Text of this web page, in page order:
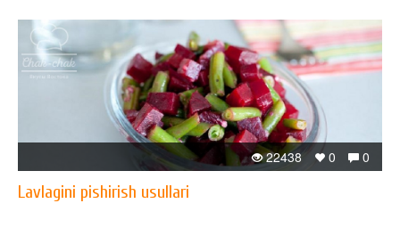
0
0
22438
Lavlagini pishirish usullari